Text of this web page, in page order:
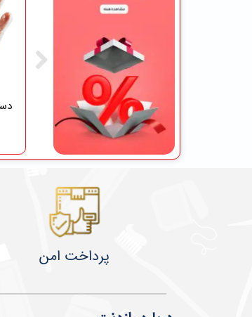
۵۹۵,۰۰۰ تومان
۵۳۵,۵۰۰ تومان
پرداخت امن